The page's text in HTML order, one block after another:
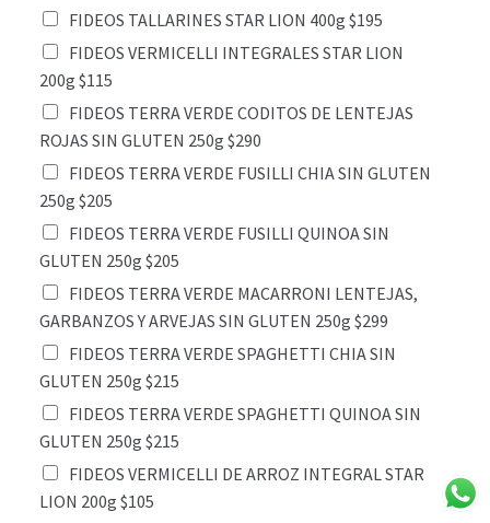
FIDEOS TALLARINES STAR LION 400g $195
FIDEOS VERMICELLI INTEGRALES STAR LION
200g $115
FIDEOS TERRA VERDE CODITOS DE LENTEJAS
ROJAS SIN GLUTEN 250g $290
FIDEOS TERRA VERDE FUSILLI CHIA SIN GLUTEN
250g $205
FIDEOS TERRA VERDE FUSILLI QUINOA SIN
GLUTEN 250g $205
FIDEOS TERRA VERDE MACARRONI LENTEJAS,
GARBANZOS Y ARVEJAS SIN GLUTEN 250g $299
FIDEOS TERRA VERDE SPAGHETTI CHIA SIN
GLUTEN 250g $215
FIDEOS TERRA VERDE SPAGHETTI QUINOA SIN
GLUTEN 250g $215
FIDEOS VERMICELLI DE ARROZ INTEGRAL STAR
LION 200g $105